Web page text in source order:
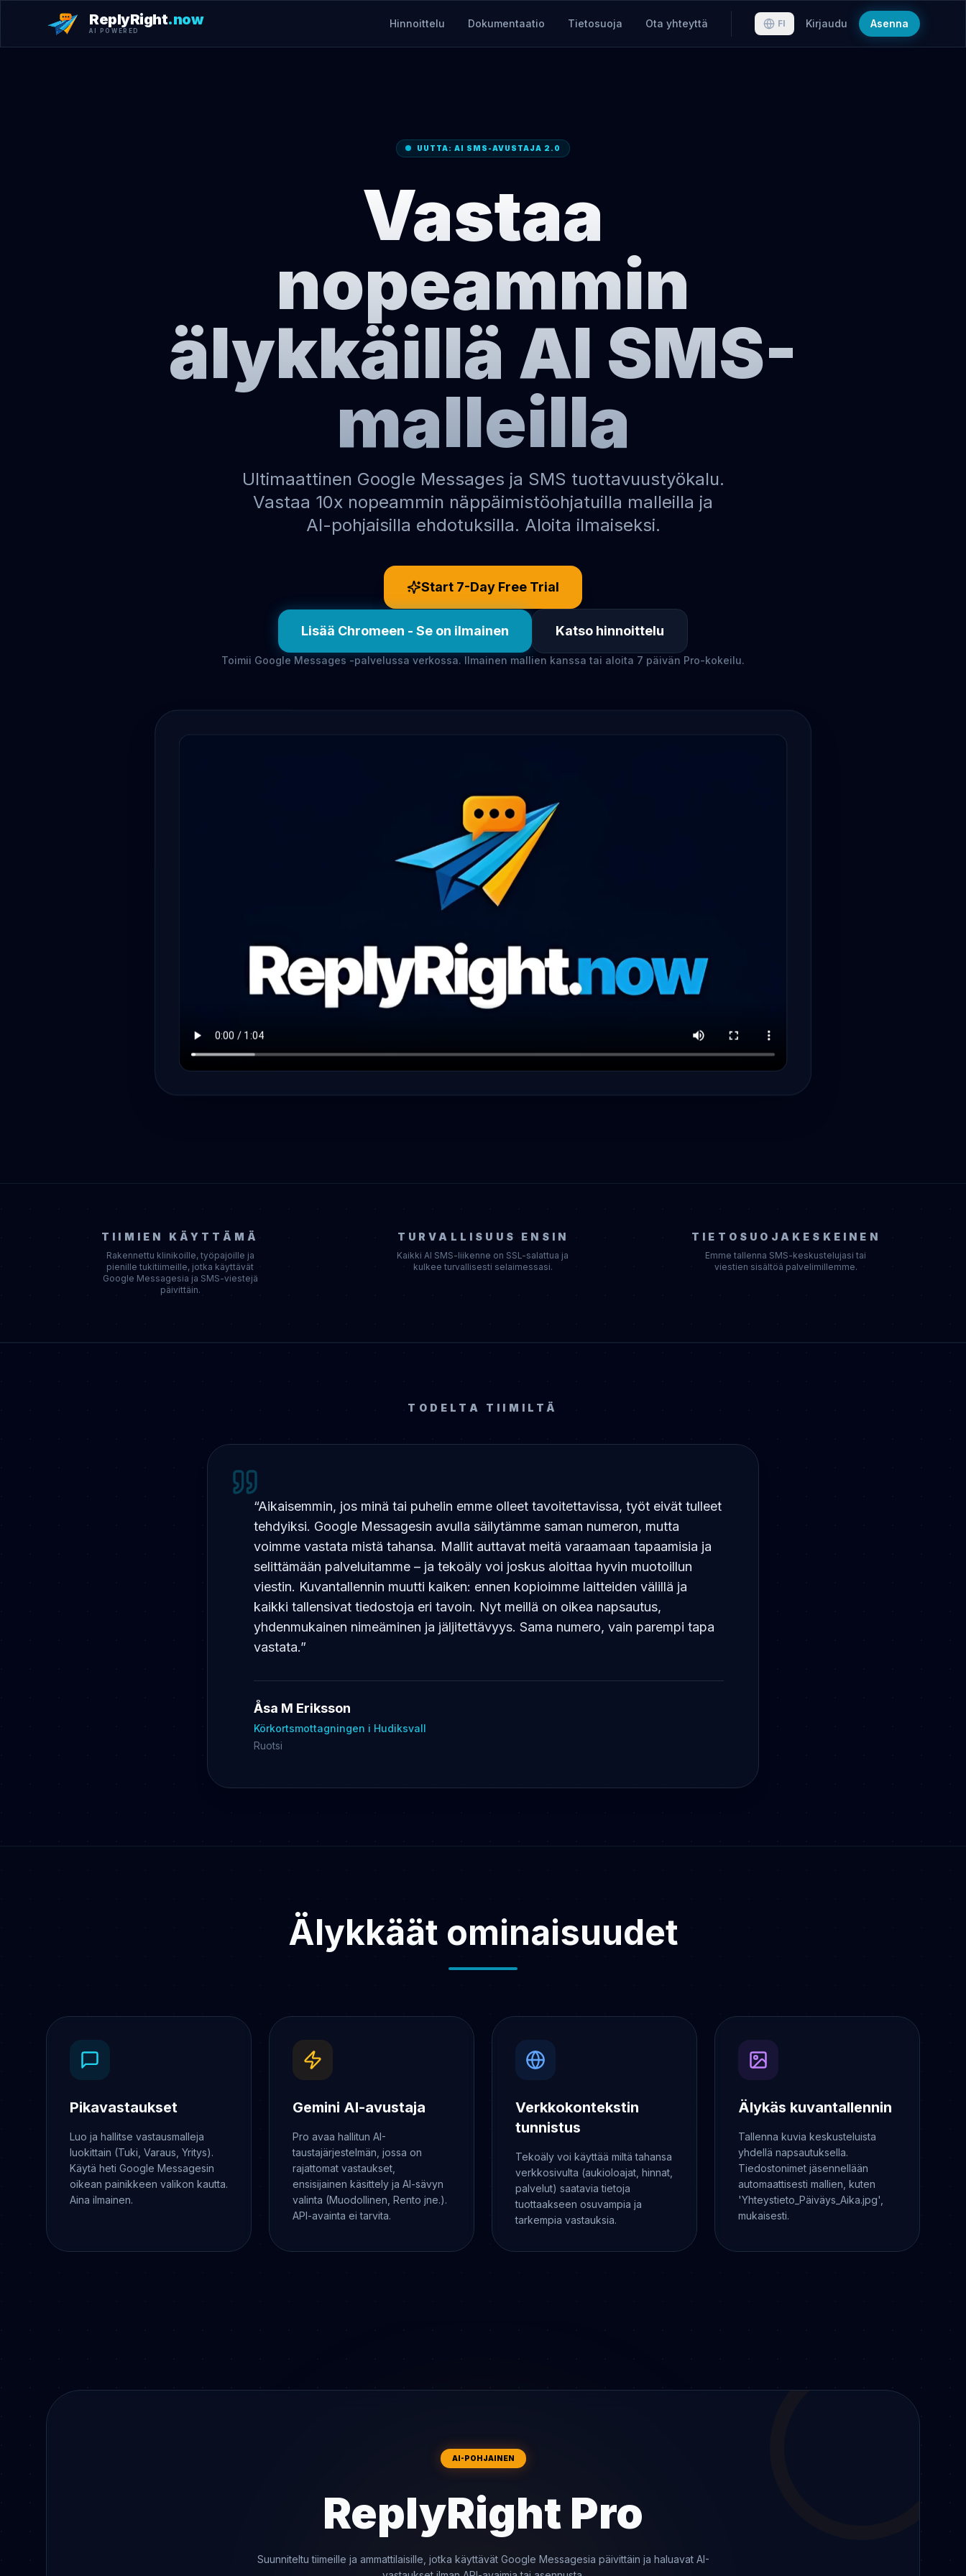
ReplyRight.now
AI POWERED
Hinnoittelu Dokumentaatio Tietosuoja Ota yhteyttä FI Kirjaudu Asenna
UUTTA: AI SMS-AVUSTAJA 2.0
Vastaa
nopeammin
älykkäillä AI SMS-
malleilla
Ultimaattinen Google Messages ja SMS tuottavuustyökalu.
Vastaa 10x nopeammin näppäimistöohjatuilla malleilla ja
AI-pohjaisilla ehdotuksilla. Aloita ilmaiseksi.
Start 7-Day Free Trial
Lisää Chromeen - Se on ilmainen Katso hinnoittelu
Toimii Google Messages -palvelussa verkossa. Ilmainen mallien kanssa tai aloita 7 päivän Pro-kokeilu.
TIIMIEN KÄYTTÄMÄ
Rakennettu klinikoille, työpajoille ja
pienille tukitiimeille, jotka käyttävät
Google Messagesia ja SMS-viestejä
päivittäin.
TURVALLISUUS ENSIN
Kaikki AI SMS-liikenne on SSL-salattua ja
kulkee turvallisesti selaimessasi.
TIETOSUOJAKESKEINEN
Emme tallenna SMS-keskustelujasi tai
viestien sisältöä palvelimillemme.
TODELTA TIIMILTÄ
“Aikaisemmin, jos minä tai puhelin emme olleet tavoitettavissa, työt eivät tulleet
tehdyiksi. Google Messagesin avulla säilytämme saman numeron, mutta
voimme vastata mistä tahansa. Mallit auttavat meitä varaamaan tapaamisia ja
selittämään palveluitamme – ja tekoäly voi joskus aloittaa hyvin muotoillun
viestin. Kuvantallennin muutti kaiken: ennen kopioimme laitteiden välillä ja
kaikki tallensivat tiedostoja eri tavoin. Nyt meillä on oikea napsautus,
yhdenmukainen nimeäminen ja jäljitettävyys. Sama numero, vain parempi tapa
vastata.”
Åsa M Eriksson
Körkortsmottagningen i Hudiksvall
Ruotsi
Älykkäät ominaisuudet
Pikavastaukset
Luo ja hallitse vastausmalleja
luokittain (Tuki, Varaus, Yritys).
Käytä heti Google Messagesin
oikean painikkeen valikon kautta.
Aina ilmainen.
Gemini AI-avustaja
Pro avaa hallitun AI-
taustajärjestelmän, jossa on
rajattomat vastaukset,
ensisijainen käsittely ja AI-sävyn
valinta (Muodollinen, Rento jne.).
API-avainta ei tarvita.
Verkkokontekstin
tunnistus
Tekoäly voi käyttää miltä tahansa
verkkosivulta (aukioloajat, hinnat,
palvelut) saatavia tietoja
tuottaakseen osuvampia ja
tarkempia vastauksia.
Älykäs kuvantallennin
Tallenna kuvia keskusteluista
yhdellä napsautuksella.
Tiedostonimet jäsennellään
automaattisesti mallien, kuten
'Yhteystieto_Päiväys_Aika.jpg',
mukaisesti.
AI-POHJAINEN
ReplyRight Pro
Suunniteltu tiimeille ja ammattilaisille, jotka käyttävät Google Messagesia päivittäin ja haluavat AI-